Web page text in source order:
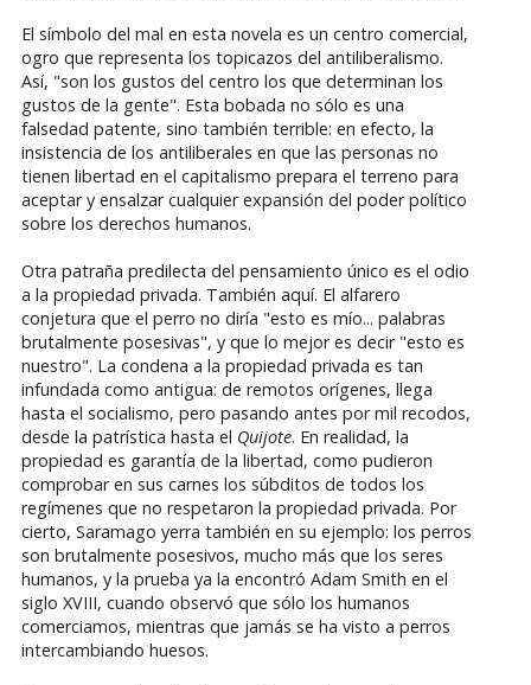
El símbolo del mal en esta novela es un centro comercial,
ogro que representa los topicazos del antiliberalismo.
Así, "son los gustos del centro los que determinan los
gustos de la gente". Esta bobada no sólo es una
falsedad patente, sino también terrible: en efecto, la
insistencia de los antiliberales en que las personas no
tienen libertad en el capitalismo prepara el terreno para
aceptar y ensalzar cualquier expansión del poder político
sobre los derechos humanos.
Otra patraña predilecta del pensamiento único es el odio
a la propiedad privada. También aquí. El alfarero
conjetura que el perro no diría "esto es mío... palabras
brutalmente posesivas", y que lo mejor es decir "esto es
nuestro". La condena a la propiedad privada es tan
infundada como antigua: de remotos orígenes, llega
hasta el socialismo, pero pasando antes por mil recodos,
desde la patrística hasta el Quijote. En realidad, la
propiedad es garantía de la libertad, como pudieron
comprobar en sus carnes los súbditos de todos los
regímenes que no respetaron la propiedad privada. Por
cierto, Saramago yerra también en su ejemplo: los perros
son brutalmente posesivos, mucho más que los seres
humanos, y la prueba ya la encontró Adam Smith en el
siglo XVIII, cuando observó que sólo los humanos
comerciamos, mientras que jamás se ha visto a perros
intercambiando huesos.